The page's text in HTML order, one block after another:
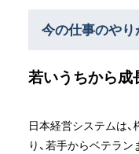
今の仕事のやり
若いうちから成
日本経営システムは
り、若手からベテラ